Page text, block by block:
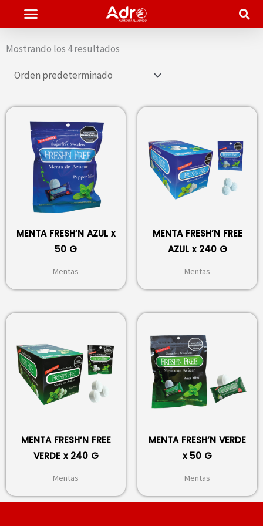
al
contenido
Mostrando los 4 resultados
MENTA FRESH’N AZUL x
50 G
Mentas
MENTA FRESH’N FREE
AZUL x 240 G
Mentas
MENTA FRESH’N FREE
VERDE x 240 G
Mentas
MENTA FRESH’N VERDE
x 50 G
Mentas